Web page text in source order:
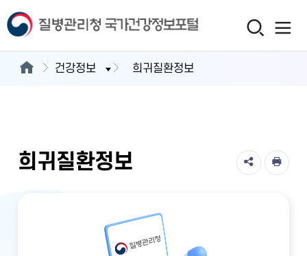
건강정보 희귀질환정보
희귀질환정보